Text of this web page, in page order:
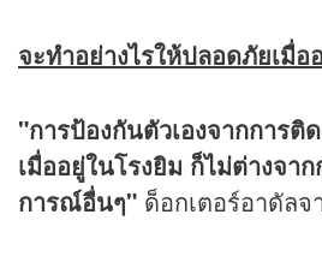
จะทำอย่างไรให้ปลอดภัยเมื่อ
"การป้องกันตัวเองจากการติ
เมื่ออยู่ในโรงยิม ก็ไม่ต่างจา
การณ์อื่นๆ" ด็อกเตอร์อาดัลจ